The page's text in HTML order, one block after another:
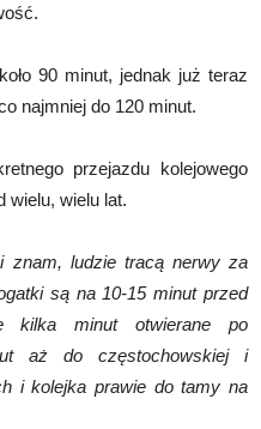
90 minut, jednak już teraz
najmniej do 120 minut.
przejazdu kolejowego
wielu, wielu lat.
znam, ludzie tracą nerwy za
są na 10-15 minut przed
kilka minut otwierane po
aż do częstochowskiej i
i kolejka prawie do tamy na